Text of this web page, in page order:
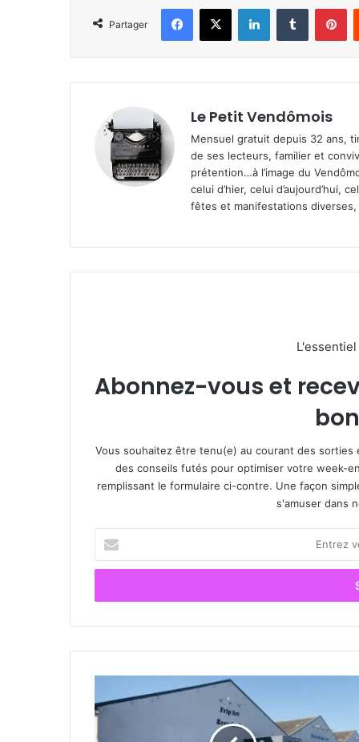
Partager
Le Petit Vendômois
Mensuel gratuit depuis 32 ans,
de ses lecteurs, familier et
prétention…à l’image du
celui d’hier, celui d’aujourd’hui,
fêtes et manifestations
Abonnez-vous et
Vous souhaitez être tenu(e) au courant des
des conseils futés pour optimiser votre week-
remplissant le formulaire ci-contre. Une façon
s'amuser dans
t
e
o
e
a
d
e
n
t